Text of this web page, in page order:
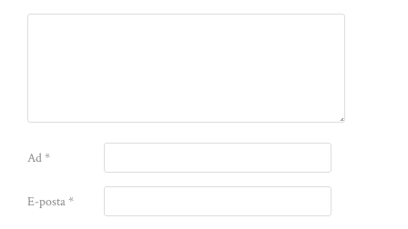
Ad*
E-posta*